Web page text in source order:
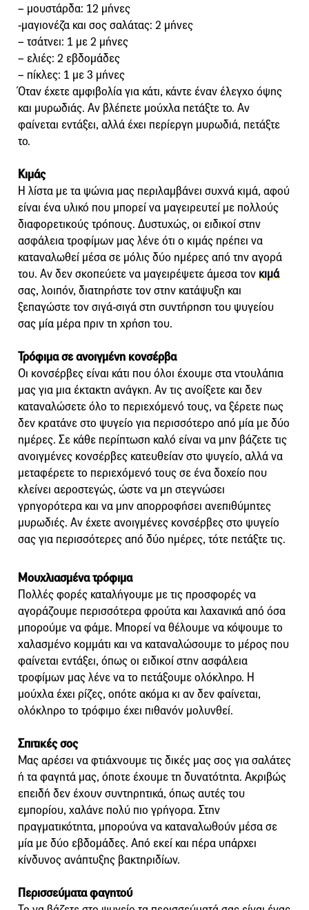
– μουστάρδα: 12 μήνες
-μαγιονέζα και σος σαλάτας: 2 μήνες
– τσάτνει: 1 με 2 μήνες
– ελιές: 2 εβδομάδες
– πίκλες: 1 με 3 μήνες
Όταν έχετε αμφιβολία για κάτι, κάντε έναν έλεγχο όψης
και μυρωδιάς. Αν βλέπετε μούχλα πετάξτε το. Αν
φαίνεται εντάξει, αλλά έχει περίεργη μυρωδιά, πετάξτε
το.
Κιμάς
Η λίστα με τα ψώνια μας περιλαμβάνει συχνά κιμά, αφού
είναι ένα υλικό που μπορεί να μαγειρευτεί με πολλούς
διαφορετικούς τρόπους. Δυστυχώς, οι ειδικοί στην
ασφάλεια τροφίμων μας λένε ότι ο κιμάς πρέπει να
καταναλωθεί μέσα σε μόλις δύο ημέρες από την αγορά
του. Αν δεν σκοπεύετε να μαγειρέψετε άμεσα τον κιμά
σας, λοιπόν, διατηρήστε τον στην κατάψυξη και
ξεπαγώστε τον σιγά-σιγά στη συντήρηση του ψυγείου
σας μία μέρα πριν τη χρήση του.
Τρόφιμα σε ανοιγμένη κονσέρβα
Οι κονσέρβες είναι κάτι που όλοι έχουμε στα ντουλάπια
μας για μια έκτακτη ανάγκη. Αν τις ανοίξετε και δεν
καταναλώσετε όλο το περιεχόμενό τους, να ξέρετε πως
δεν κρατάνε στο ψυγείο για περισσότερο από μία με δύο
ημέρες. Σε κάθε περίπτωση καλό είναι να μην βάζετε τις
ανοιγμένες κονσέρβες κατευθείαν στο ψυγείο, αλλά να
μεταφέρετε το περιεχόμενό τους σε ένα δοχείο που
κλείνει αεροστεγώς, ώστε να μη στεγνώσει
γρηγορότερα και να μην απορροφήσει ανεπιθύμητες
μυρωδιές. Αν έχετε ανοιγμένες κονσέρβες στο ψυγείο
σας για περισσότερες από δύο ημέρες, τότε πετάξτε τις.
Μουχλιασμένα τρόφιμα
Πολλές φορές καταλήγουμε με τις προσφορές να
αγοράζουμε περισσότερα φρούτα και λαχανικά από όσα
μπορούμε να φάμε. Μπορεί να θέλουμε να κόψουμε το
χαλασμένο κομμάτι και να καταναλώσουμε το μέρος που
φαίνεται εντάξει, όπως οι ειδικοί στην ασφάλεια
τροφίμων μας λένε να το πετάξουμε ολόκληρο. Η
μούχλα έχει ρίζες, οπότε ακόμα κι αν δεν φαίνεται,
ολόκληρο το τρόφιμο έχει πιθανόν μολυνθεί.
Σπιτικές σος
Μας αρέσει να φτιάχνουμε τις δικές μας σος για σαλάτες
ή τα φαγητά μας, όποτε έχουμε τη δυνατότητα. Ακριβώς
επειδή δεν έχουν συντηρητικά, όπως αυτές του
εμπορίου, χαλάνε πολύ πιο γρήγορα. Στην
πραγματικότητα, μπορούνα να καταναλωθούν μέσα σε
μία με δύο εβδομάδες. Από εκεί και πέρα υπάρχει
κίνδυνος ανάπτυξης βακτηριδίων.
Περισσεύματα φαγητού